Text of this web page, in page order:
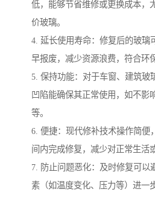
低，能够节省维修或更换成本，
价玻璃。
4. 延长使用寿命：修复后的玻璃
早报废，减少资源浪费，符合环
5. 保持功能：对于车窗、建筑玻
凹陷能确保其正常使用，如不影
等。
6. 便捷：现代修补技术操作简便
间内完成修复，减少对正常生活
7. 防止问题恶化：及时修复可以
素（如温度变化、压力等）进一